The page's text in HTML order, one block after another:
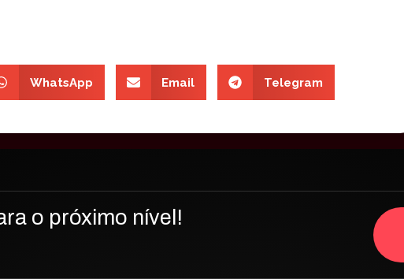
WhatsApp Email Telegram
o próximo nível!